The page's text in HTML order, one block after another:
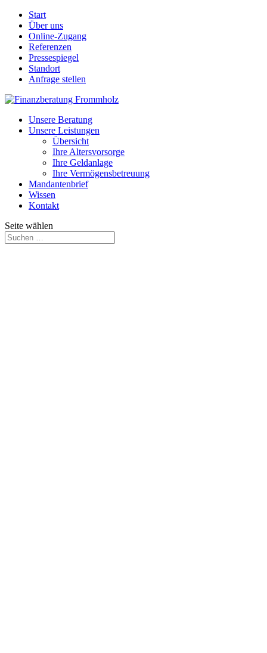
Start
Über uns
Online-Zugang
Referenzen
Pressespiegel
Standort
Anfrage stellen
Unsere Beratung
Unsere Leistungen
Übersicht
Ihre Altersvorsorge
Ihre Geldanlage
Ihre Vermögensbetreuung
Mandantenbrief
Wissen
Kontakt
Seite wählen